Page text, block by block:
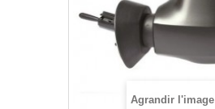
Agrandir l'image